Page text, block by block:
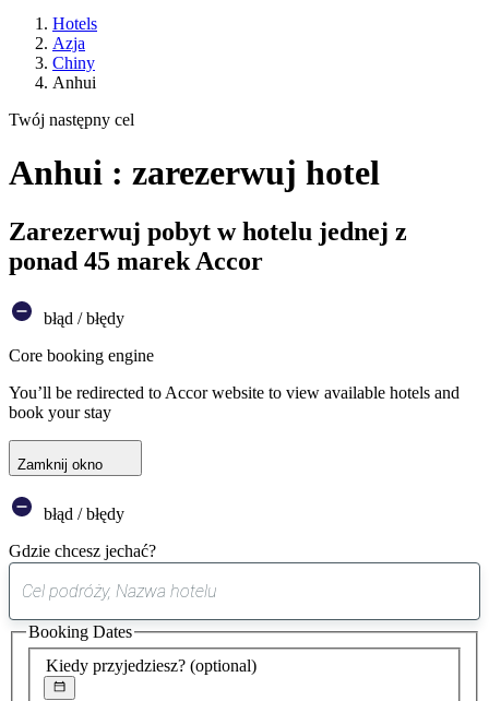
Hotels
Azja
Chiny
Anhui
Twój następny cel
Anhui : zarezerwuj hotel
Zarezerwuj pobyt w hotelu jednej z
ponad 45 marek Accor
błąd / błędy
Core booking engine
You’ll be redirected to Accor website to view available hotels and
book your stay
Zamknij okno
błąd / błędy
Gdzie chcesz jechać?
sugestia
została
znaleziona
Kiedy przyjedziesz? (optional)
Booking Dates